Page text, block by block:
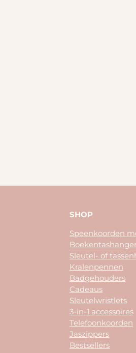
SHOP
Speenkoorden
Sleutel- of
Kralenpennen
Badgehouders
Cadeaus
Sleutelwristlets
3-in-1 accessoires
Telefoonkoorden
Jaszippers
Bestsellers